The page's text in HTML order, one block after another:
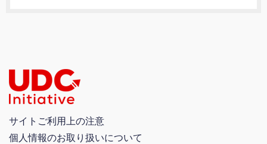
サイトご利用上の注意
個人情報のお取り扱いについて